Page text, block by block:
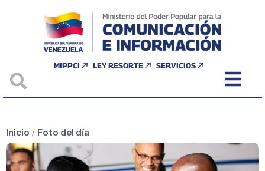
MIPPCI LEY RESORTE SERVICIOS
Inicio / Foto del día